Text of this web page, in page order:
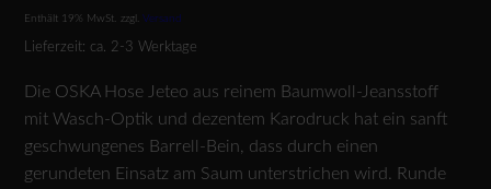
Enthält 19% MwSt. zzgl.Versand
Lieferzeit: ca. 2-3 Werktage
Die OSKA Hose Jeteo aus reinem Baumwoll-Jeansstoff
mit Wasch-Optik und dezentem Karodruck hat ein sanft
geschwungenes Barrell-Bein, dass durch einen
gerundeten Einsatz am Saum unterstrichen wird. Runde